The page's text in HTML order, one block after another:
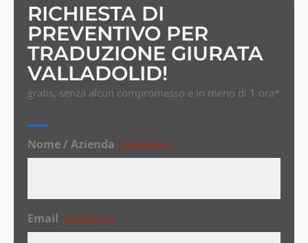
RICHIESTA DI
PREVENTIVO PER
TRADUZIONE GIURATA
VALLADOLID!
gratis, senza alcun compromesso e in meno di 1 ora*
Nome / Azienda (Obbligatorio)
Email (Obbligatorio)